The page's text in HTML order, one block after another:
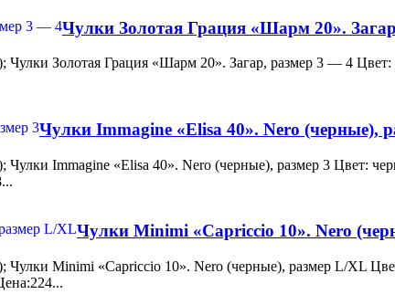
Чулки Золотая Грация «Шарм 20».
Чулки Золотая Грация «Шарм 20». Загар, размер 3 — 4
Чулки Immagine «Elisa 40». Nero (черные),
Immagine «Elisa 40». Nero (черные), размер 3 Цвет:
Чулки Minimi «Capriccio 10». Nero
Чулки Minimi «Capriccio 10». Nero (черные), размер L/XL